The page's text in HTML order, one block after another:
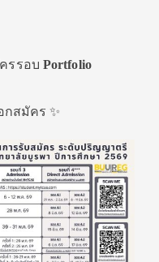
รรอบ Portfolio
กสมัคร ✨